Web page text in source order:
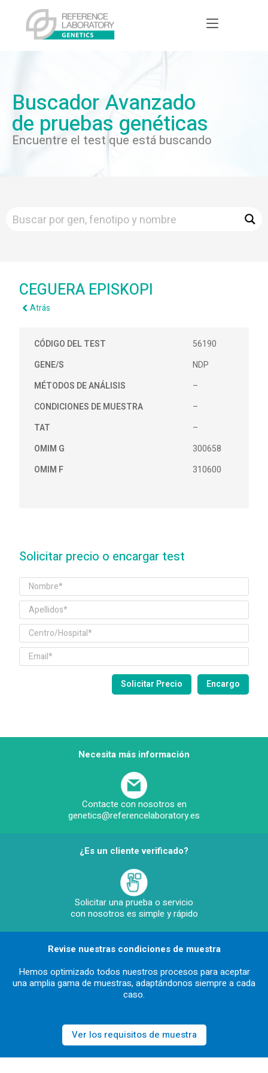
Buscador Avanzado
de pruebas genéticas
Encuentre el test que está buscando
CEGUERA EPISKOPI
Atrás
CÓDIGO DEL TEST
56190
GENE/S
NDP
MÉTODOS DE ANÁLISIS
–
CONDICIONES DE MUESTRA
–
TAT
–
OMIM G
300658
OMIM F
310600
Solicitar precio o encargar test
Necesita más información
Contacte con nosotros en
genetics@referencelaboratory.es
¿Es un cliente verificado?
Solicitar una prueba o servicio
con nosotros es simple y rápido
Revise nuestras condiciones de muestra
Hemos optimizado todos nuestros procesos para aceptar
una amplia gama de muestras, adaptándonos siempre a cada
caso.
Ver los requisitos de muestra